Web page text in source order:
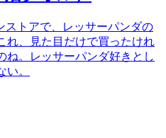
ストアで、レッサーパンダの
れ、見た目だけで買ったけれ
ね。レッサーパンダ好きとし
。